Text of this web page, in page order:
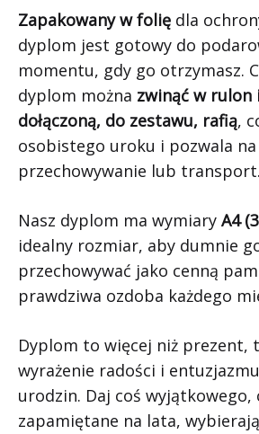
Zapakowany w folię dla
dyplom jest gotowy do
momentu, gdy go otrzymasz.
dyplom można zwinąć w rulon
dołączoną, do zestawu, rafią,
osobistego uroku i pozwala na
przechowywanie lub transport.
Nasz dyplom ma wymiary A4
idealny rozmiar, aby dumnie
przechowywać jako cenną
prawdziwa ozdoba każdego
Dyplom to więcej niż prezent,
wyrażenie radości i
urodzin. Daj coś wyjątkowego,
zapamiętane na lata,